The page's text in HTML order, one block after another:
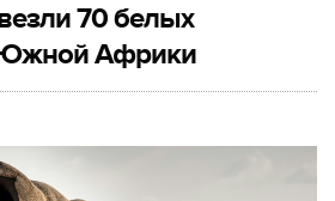
70 белых
Южной Африки